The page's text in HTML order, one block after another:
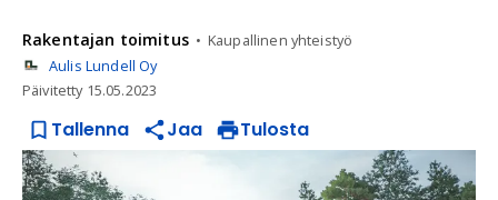
Rakentajan toimitus
Kaupallinen yhteistyö
Aulis Lundell Oy
Päivitetty 15.05.2023
Tallenna Jaa Tulosta